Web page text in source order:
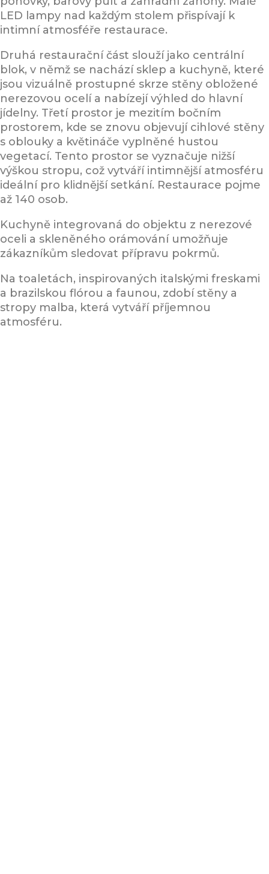
LED lampy nad každým stolem přispívají k
intimní atmosféře restaurace.
Druhá restaurační část slouží jako centrální
blok, v němž se nachází sklep a kuchyně, které
jsou vizuálně prostupné skrze stěny obložené
nerezovou ocelí a nabízejí výhled do hlavní
jídelny. Třetí prostor je mezitím bočním
prostorem, kde se znovu objevují cihlové stěny
s oblouky a květináče vyplněné hustou
vegetací. Tento prostor se vyznačuje nižší
výškou stropu, což vytváří intimnější atmosféru
ideální pro klidnější setkání. Restaurace pojme
až 140 osob.
Kuchyně integrovaná do objektu z nerezové
oceli a skleněného orámování umožňuje
zákazníkům sledovat přípravu pokrmů.
Na toaletách, inspirovaných italskými freskami
a brazilskou flórou a faunou, zdobí stěny a
stropy malba, která vytváří příjemnou
atmosféru.